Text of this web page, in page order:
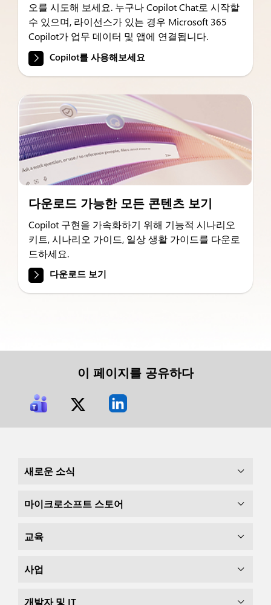
오를 시도해 보세요. 누구나 Copilot Chat로 시작할
수 있으며, 라이선스가 있는 경우 Microsoft 365
Copilot가 업무 데이터 및 앱에 연결됩니다.
Copilot를 사용해보세요
다운로드 가능한 모든 콘텐츠 보기
Copilot 구현을 가속화하기 위해 기능적 시나리오
키트, 시나리오 가이드, 일상 생활 가이드를 다운로
드하세요.
다운로드 보기
이 페이지를 공유하다
새로운 소식
마이크로소프트 스토어
교육
사업
개발자 및 IT